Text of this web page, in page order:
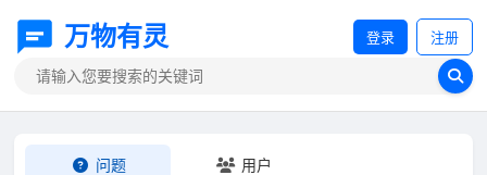
万物有灵 登录 注册
问题 用户